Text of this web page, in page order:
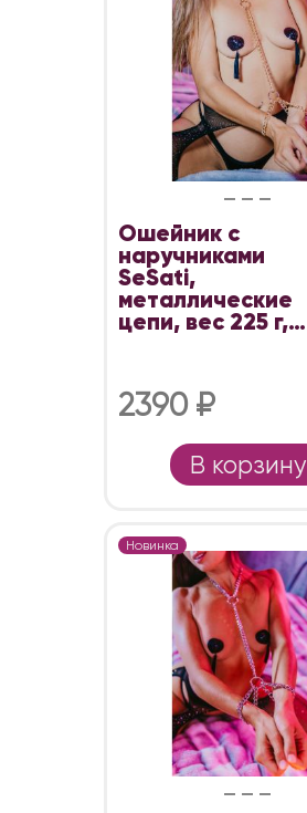
Ошейник с
наручниками
SeSati,
металлические
цепи, вес 225 г,
2390 ₽
В корзину
Новинка